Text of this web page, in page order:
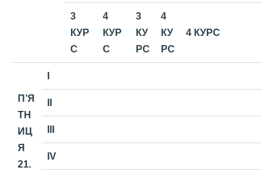
3
КУР
С
4
КУР
С
3
КУ
РС
4
КУ
РС
4 КУРС
П’Я
ТН
ИЦ
Я
21.
IV